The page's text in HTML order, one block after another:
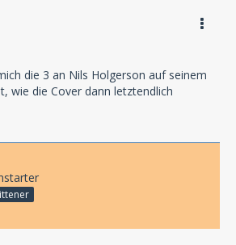
die 3 an Nils Holgerson auf seinem
wie die Cover dann letztendlich